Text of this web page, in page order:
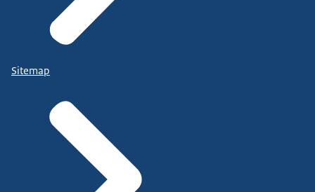
Sitemap